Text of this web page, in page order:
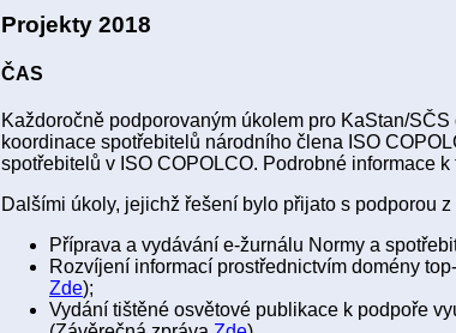
Projekty 2018
ČAS
Každoročně podporovaným úkolem pro KaStan/
koordinace spotřebitelů národního člena ISO
spotřebitelů v ISO COPOLCO. Podrobné informace k
Dalšími úkoly, jejichž řešení bylo přijato s podporou
Příprava a vydávání e-žurnálu Normy a
Rozvíjení informací prostřednictvím domény
Zde);
Vydání tištěné osvětové publikace k podpoře